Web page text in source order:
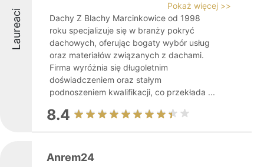
Laureaci
Pokaż więcej >>
Dachy Z Blachy Marcinkowice od 1998
roku specjalizuje się w branży pokryć
dachowych, oferując bogaty wybór usług
oraz materiałów związanych z dachami.
Firma wyróżnia się długoletnim
doświadczeniem oraz stałym
podnoszeniem kwalifikacji, co przekłada ...
8.4
Anrem24